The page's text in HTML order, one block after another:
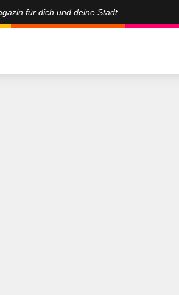
für dich und deine Stadt